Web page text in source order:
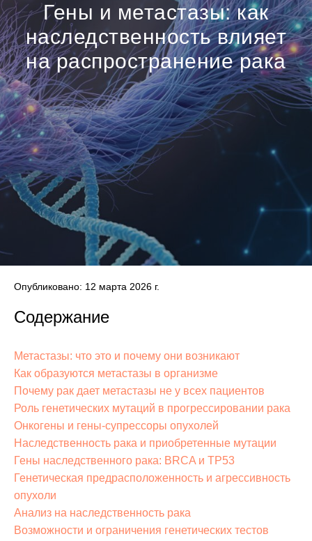
Гены и метастазы: как
наследственность влияет
на распространение рака
Опубликовано: 12 марта 2026 г.
Содержание
Метастазы: что это и почему они возникают
Как образуются метастазы в организме
Почему рак дает метастазы не у всех пациентов
Роль генетических мутаций в прогрессировании рака
Онкогены и гены-супрессоры опухолей
Наследственность рака и приобретенные мутации
Гены наследственного рака: BRCA и TP53
Генетическая предрасположенность и агрессивность
опухоли
Анализ на наследственность рака
Возможности и ограничения генетических тестов